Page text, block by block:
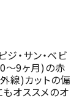
・サン・ベビ
～9ヶ月)の赤
線)カットの偏
オススメのオ